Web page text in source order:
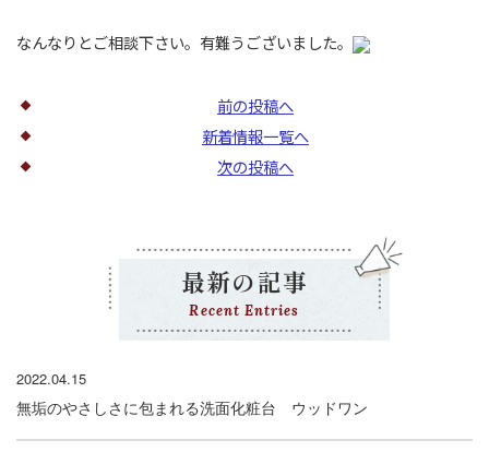
なんなりとご相談下さい。有難うございました。
前の投稿へ
新着情報一覧へ
次の投稿へ
最新の記事
Recent Entries
2022.04.15
無垢のやさしさに包まれる洗面化粧台 ウッドワン